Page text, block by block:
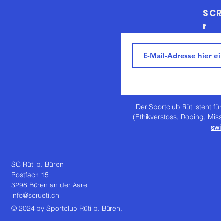
r
Der Sportclub Rüti steht
(Ethikverstoss, Doping,
SC Rüti b. Büren
Postfach 15
3298 Büren an der Aare
info@scrueti.ch
© 2024 by Sportclub Rüti b. Büren.